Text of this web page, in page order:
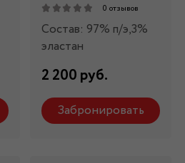
0 отзывов
Состав: 97% п/э,3%
эластан
2 200 руб.
Забронировать